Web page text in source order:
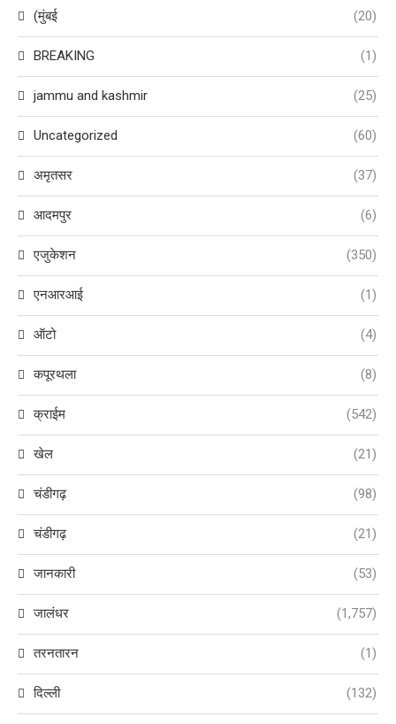
(मुंबई (20)
BREAKING (1)
jammu and kashmir (25)
Uncategorized (60)
अमृतसर (37)
आदमपुर (6)
एजुकेशन (350)
एनआरआई (1)
ऑटो (4)
कपूरथला (8)
क्राईम (542)
खेल (21)
चंडीगढ़ (98)
चंडीगढ़ (21)
जानकारी (53)
जालंधर (1,757)
तरनतारन (1)
दिल्ली (132)